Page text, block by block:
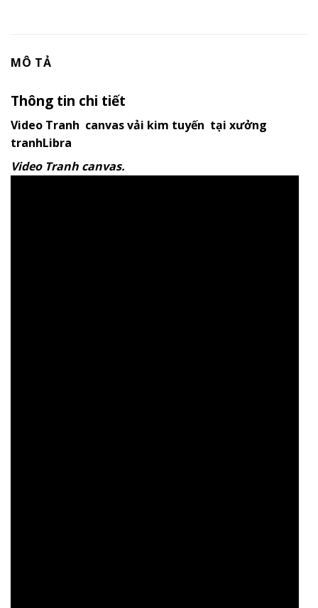
MÔ TẢ
Thông tin chi tiết
Video Tranh canvas vải kim tuyến tại xưởng
tranhLibra
Video Tranh canvas.